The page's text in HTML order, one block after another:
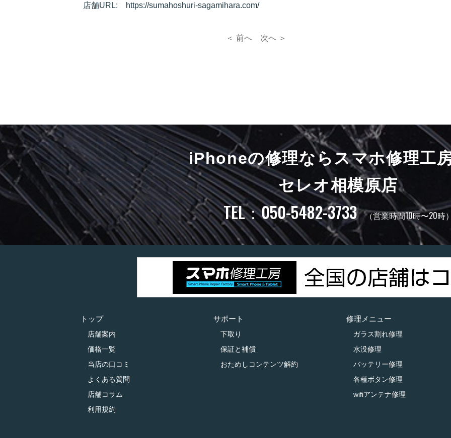
店舗URL: https://sumahoshuri-sagamihara.com/
＜ 前へ 次へ ＞
iPhoneの修理ならスマホ修理工
セレオ相模原店
TEL：050-5482-3733 （営業時間10時〜20時
トップ
店舗案内
価格一覧
当店の口コミ
よくある質問
店舗コラム
利用規約
サポート
下取り
保証と補償
おためしコンテンツ解約
修理メニュー
ガラス割れ修理
水没修理
バッテリー修理
各種ボタン修理
wifiアンテナ修理